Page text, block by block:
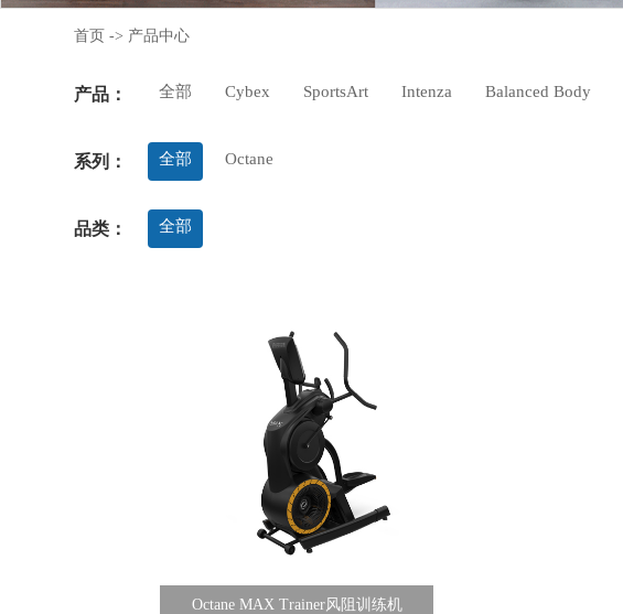
首页 -> 产品中心
产品： 全部 Cybex SportsArt Intenza Balanced Body
系列： 全部 Octane
品类： 全部
Octane MAX Trainer风阻训练机